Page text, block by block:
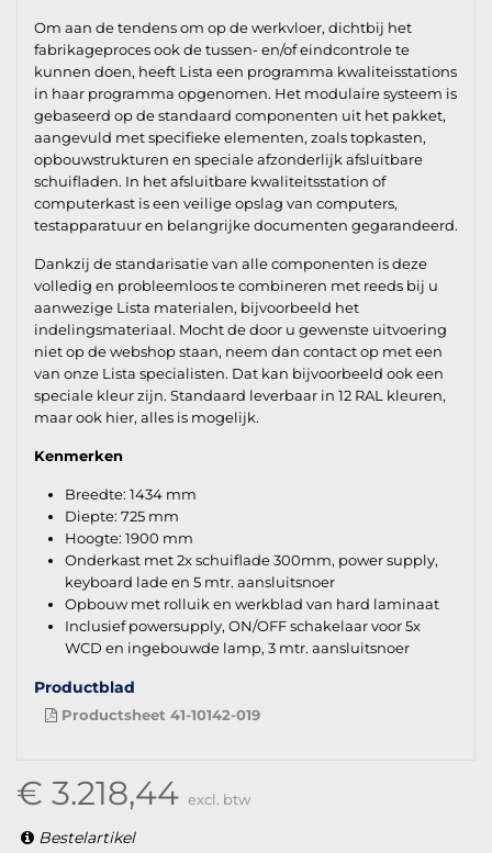
Om aan de tendens om op de werkvloer, dichtbij het
fabrikageproces ook de tussen- en/of eindcontrole te
kunnen doen, heeft Lista een programma kwaliteisstations
in haar programma opgenomen. Het modulaire systeem is
gebaseerd op de standaard componenten uit het pakket,
aangevuld met specifieke elementen, zoals topkasten,
opbouwstrukturen en speciale afzonderlijk afsluitbare
schuifladen. In het afsluitbare kwaliteitsstation of
computerkast is een veilige opslag van computers,
testapparatuur en belangrijke documenten gegarandeerd.
Dankzij de standarisatie van alle componenten is deze
volledig en probleemloos te combineren met reeds bij u
aanwezige Lista materialen, bijvoorbeeld het
indelingsmateriaal. Mocht de door u gewenste uitvoering
niet op de webshop staan, neem dan contact op met een
van onze Lista specialisten. Dat kan bijvoorbeeld ook een
speciale kleur zijn. Standaard leverbaar in 12 RAL kleuren,
maar ook hier, alles is mogelijk.
Kenmerken
Breedte: 1434 mm
Diepte: 725 mm
Hoogte: 1900 mm
Onderkast met 2x schuiflade 300mm, power supply,
keyboard lade en 5 mtr. aansluitsnoer
Opbouw met rolluik en werkblad van hard laminaat
Inclusief powersupply, ON/OFF schakelaar voor 5x
WCD en ingebouwde lamp, 3 mtr. aansluitsnoer
Productblad
Productsheet 41-10142-019
€ 3.218,44 excl. btw
Bestelartikel